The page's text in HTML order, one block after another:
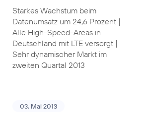
Starkes Wachstum beim
Datenumsatz um 24,6 Prozent |
Alle High-Speed-Areas in
Deutschland mit LTE versorgt |
Sehr dynamischer Markt im
zweiten Quartal 2013
03. Mai 2013